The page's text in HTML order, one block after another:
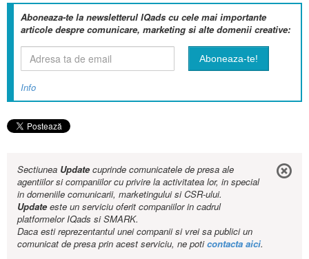
Aboneaza-te la newsletterul IQads cu cele mai importante
articole despre comunicare, marketing si alte domenii creative:
Info
Sectiunea Updatecuprinde comunicatele de presa ale
agentiilor si companiilor cu privire la activitatea lor, in special
in domeniile comunicarii, marketingului si CSR-ului.
Updateeste un serviciu oferit companiilor in cadrul
platformelor IQads si SMARK.
Daca esti reprezentantul unei companii si vrei sa publici un
comunicat de presa prin acest serviciu, ne poticontacta aici.